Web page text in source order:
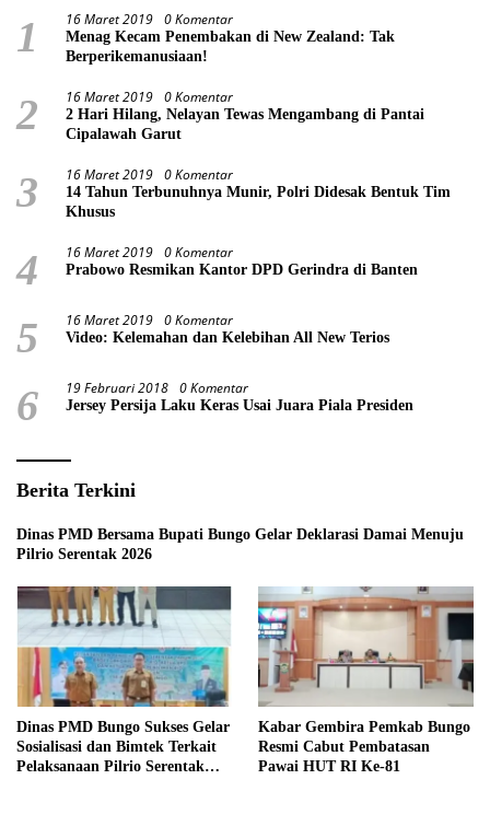
1 16 Maret 2019 0 Komentar
Menag Kecam Penembakan di New Zealand: Tak
Berperikemanusiaan!
2 16 Maret 2019 0 Komentar
2 Hari Hilang, Nelayan Tewas Mengambang di Pantai
Cipalawah Garut
3 16 Maret 2019 0 Komentar
14 Tahun Terbunuhnya Munir, Polri Didesak Bentuk Tim
Khusus
4 16 Maret 2019 0 Komentar
Prabowo Resmikan Kantor DPD Gerindra di Banten
5 16 Maret 2019 0 Komentar
Video: Kelemahan dan Kelebihan All New Terios
6 19 Februari 2018 0 Komentar
Jersey Persija Laku Keras Usai Juara Piala Presiden
Berita Terkini
Dinas PMD Bersama Bupati Bungo Gelar Deklarasi Damai Menuju
Pilrio Serentak 2026
Dinas PMD Bungo Sukses Gelar
Sosialisasi dan Bimtek Terkait
Pelaksanaan Pilrio Serentak
Kabar Gembira Pemkab Bungo
Resmi Cabut Pembatasan
Pawai HUT RI Ke-81